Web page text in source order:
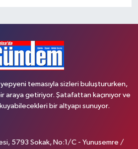
temasıyla sizleri buluştururken,
araya getiriyor. Şatafattan kaçınıyor ve
bir altyapı sunuyor.
5793 Sokak, No:1/C - Yunusemre /